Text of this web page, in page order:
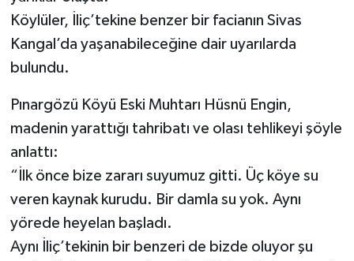
Köylüler, İliç’tekine benzer bir facianın Sivas
Kangal’da yaşanabileceğine dair uyarılarda
bulundu.
Pınargözü Köyü Eski Muhtarı Hüsnü Engin,
madenin yarattığı tahribatı ve olası tehlikeyi şöyle
anlattı:
“İlk önce bize zararı suyumuz gitti. Üç köye su
veren kaynak kurudu. Bir damla su yok. Aynı
yörede heyelan başladı.
Aynı İliç’tekinin bir benzeri de bizde oluyor şu